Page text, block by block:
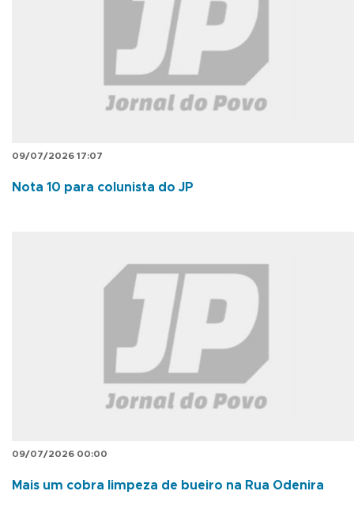
09/07/2026 17:07
Nota 10 para colunista do JP
09/07/2026 00:00
Mais um cobra limpeza de bueiro na Rua Odenira